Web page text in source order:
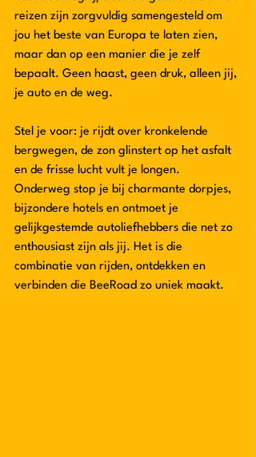
reizen zijn zorgvuldig samengesteld om
jou het beste van Europa te laten zien,
maar dan op een manier die je zelf
bepaalt. Geen haast, geen druk, alleen jij,
je auto en de weg.
Stel je voor: je rijdt over kronkelende
bergwegen, de zon glinstert op het asfalt
en de frisse lucht vult je longen.
Onderweg stop je bij charmante dorpjes,
bijzondere hotels en ontmoet je
gelijkgestemde autoliefhebbers die net zo
enthousiast zijn als jij. Het is die
combinatie van rijden, ontdekken en
verbinden die BeeRoad zo uniek maakt.